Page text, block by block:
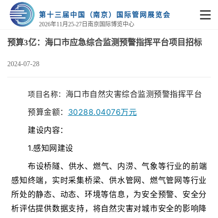
第十三届中国（南京）国际管网展览会
2026年11月25-27日南京国际博览中心
预算3亿：海口市应急综合监测预警指挥平台项目招标
2024-07-28
项目名称： 海口市自然灾害综合监测预警指挥平台
预算金额： 30288.04076万元
建设内容：
1.感知网建设
布设桥隧、供水、燃气、内涝、气象等行业的前端
感知终端，实时采集桥梁、供水管网、燃气管网等行业
所处的静态、动态、环境等信息，为安全预警、安全分
析评估提供数据支持，将自然灾害对城市安全的影响降